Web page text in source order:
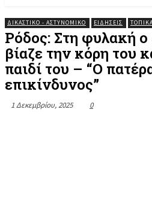
ΔΙΚΑΣΤΙΚΟ - ΑΣΤΥΝΟΜΙΚΟ ΕΙΔΗΣΕΙΣ
Ρόδος: Στη φυλακή
βίαζε την κόρη του
παιδί του – “Ο
επικίνδυνος”
1 Δεκεμβρίου, 2025 0